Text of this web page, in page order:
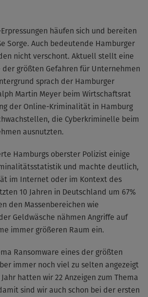
häufen sich und bereiten
Sorge. Auch bedeutende Hamburger
nicht verschont. Aktuell stellt eine
der größten Gefahren für Unternehmen
sprach der Hamburger
Martin Meyer beim Wirtschaftsrat
der Online-Kriminalität in Hamburg
die Cyberkriminelle beim
ausnutzten.
Hamburgs oberster Polizist einige
und machte deutlich,
im Internet oder im Kontext des
10 Jahren in Deutschland um 67%
den Massenbereichen wie
Geldwäsche nähmen Angriffe auf
immer größeren Raum ein.
Ransomware eines der größten
immer noch viel zu selten angezeigt
hatten wir 22 Anzeigen zum Thema
sind wir auch schon bei der ersten